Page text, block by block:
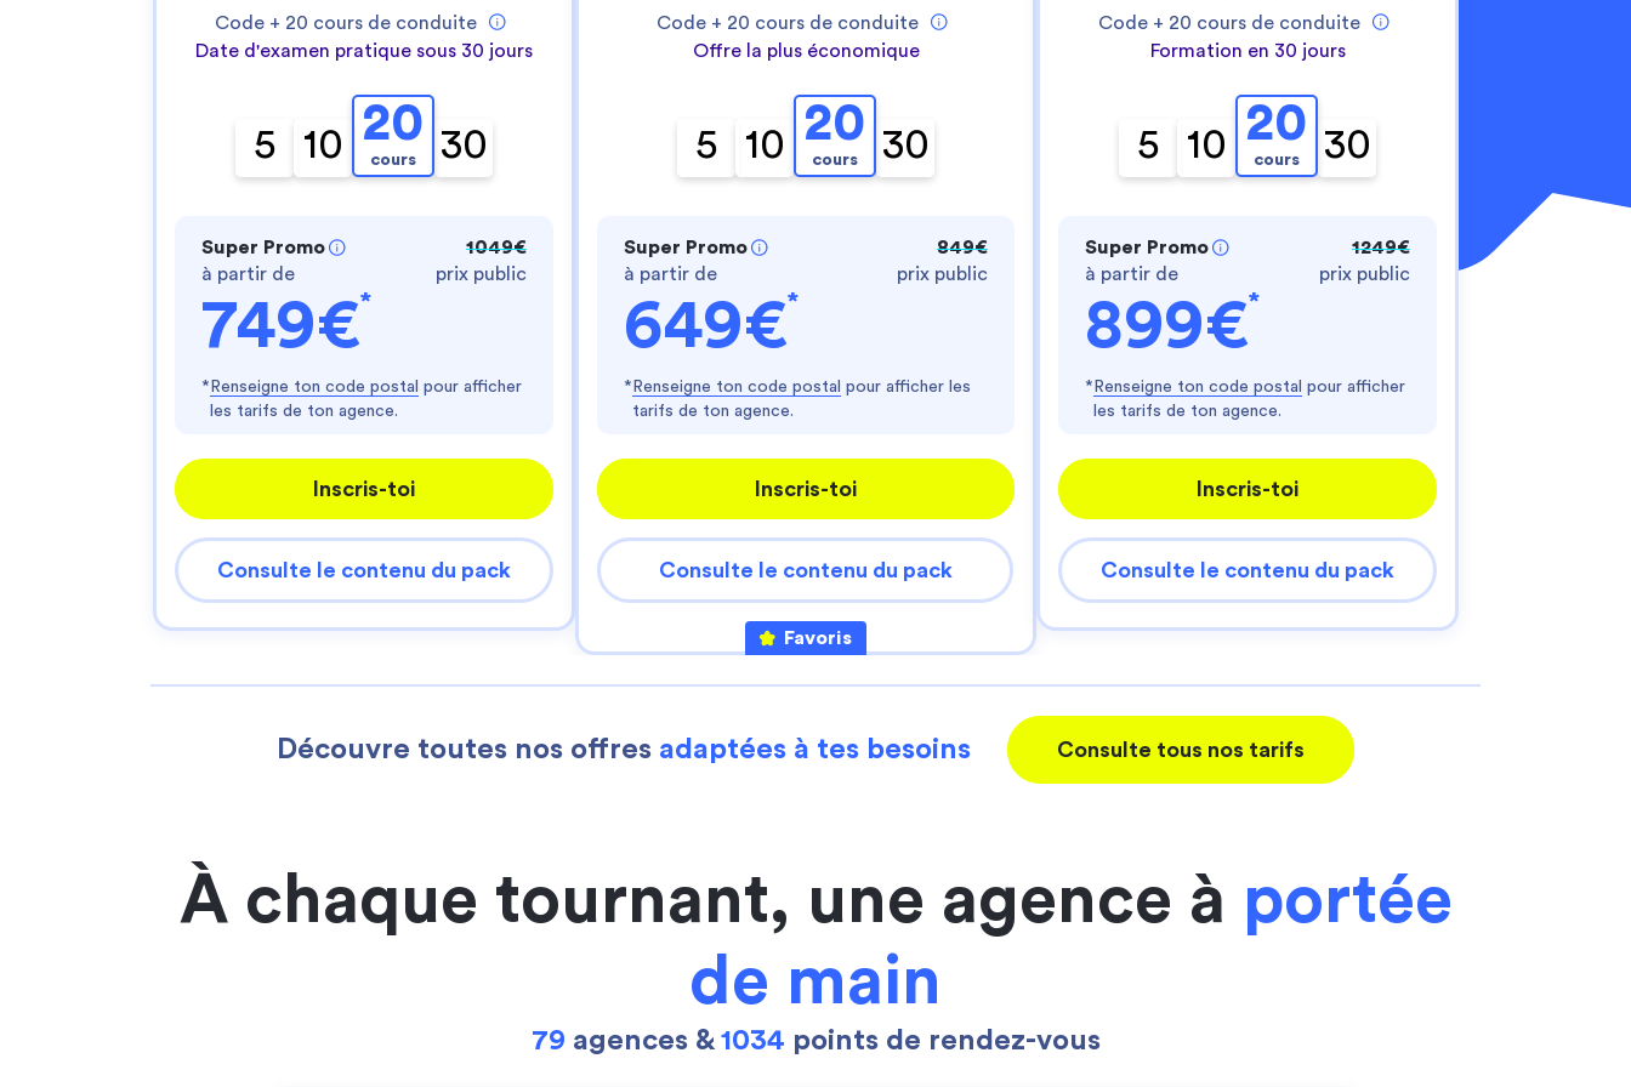
- améliorer ton expérience d'utilisateur
- personnaliser les annonces
Consentements certifiés par
Axeptio consent
Plateforme de Gestion du Consentement : Personnalisez vos Options
Notre plateforme vous permet d'adapter et de gérer vos paramètres de confidentialité, en
Code + 20 cours de conduite
Date d'examen pratique sous 30 jours
5 10 20
cours 30
Super Promo
à partir de
749€*
1049€
prix public
* Renseigne ton code postal pour afficher
les tarifs de ton agence.
Inscris-toi
Consulte le contenu du pack
Code + 20 cours de conduite
Offre la plus économique
5 10 20
cours 30
Super Promo
à partir de
649€*
849€
prix public
* Renseigne ton code postal pour afficher les
tarifs de ton agence.
Inscris-toi
Consulte le contenu du pack
Favoris
Code + 20 cours de conduite
Formation en 30 jours
5 10 20
cours 30
Super Promo
à partir de
899€*
1249€
prix public
* Renseigne ton code postal pour afficher
les tarifs de ton agence.
Inscris-toi
Consulte le contenu du pack
Découvre toutes nos offres adaptées à tes besoins Consulte tous nos tarifs
À chaque tournant, une agence à portée
de main
79 agences & 1034 points de rendez-vous